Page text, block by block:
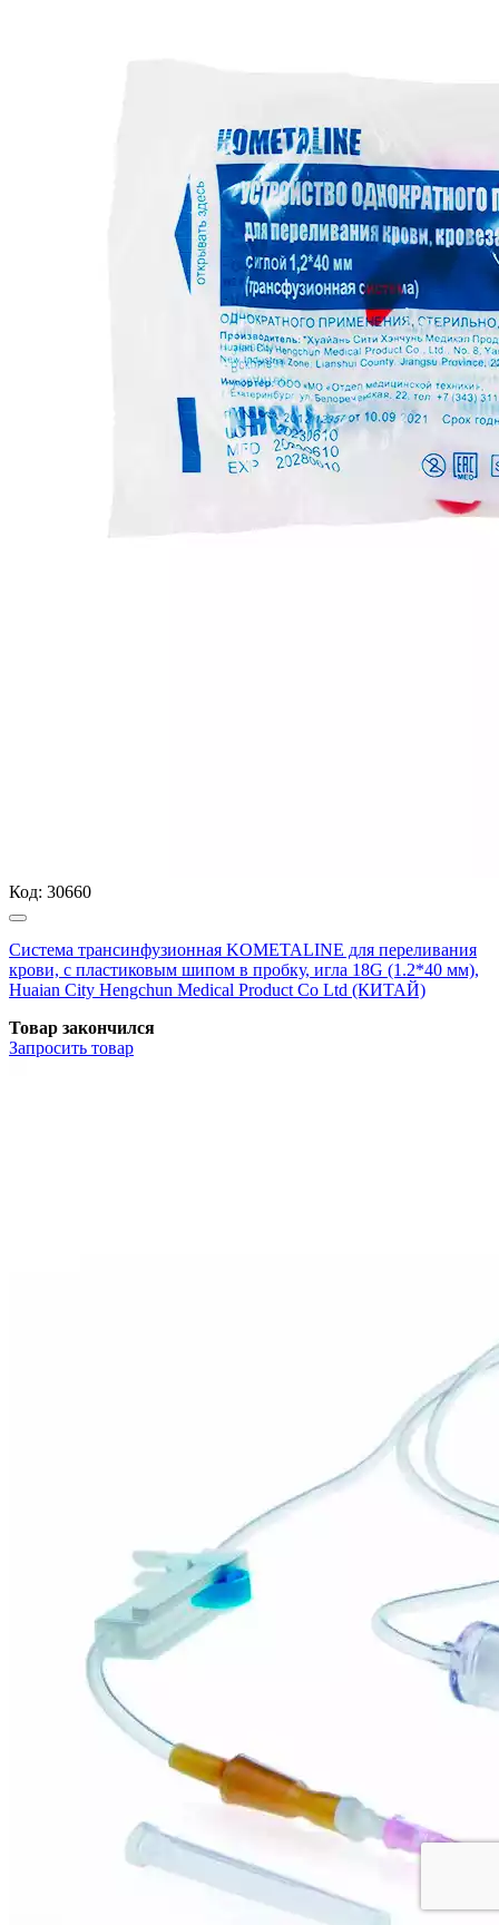
Код: 30660
Система трансинфузионная KOMETALINE для переливания
крови, с пластиковым шипом в пробку, игла 18G (1.2*40 мм),
Huaian City Hengchun Medical Product Co Ltd (КИТАЙ)
Товар закончился
Запросить товар